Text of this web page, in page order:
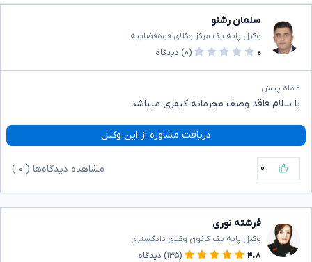
سلمان رشنو
وکیل پایه یک مرکز وکلای قوه‌قضاییه
۰
(۰) دیدگاه
۹ ماه پیش
با سلام فاقد وصف مجرمانه کیفری میباشد
دریافت مشاوره از این وکیل
۰ مشاهده دیدگاه‌ها ( ۰
فرشته نوری
وکیل پایه یک کانون وکلای دادگستری
۴.۸
(۱۳۵) دیدگاه